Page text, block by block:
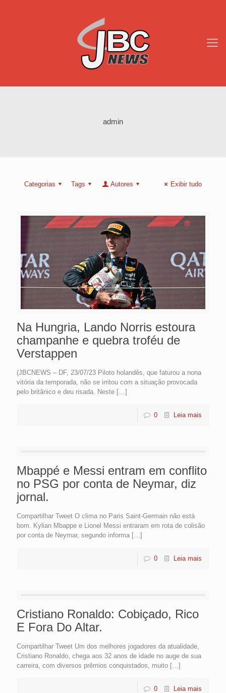
admin
Categorias Tags Autores Exibir tudo
Na Hungria, Lando Norris estoura
champanhe e quebra troféu de
Verstappen
(JBCNEWS – DF, 23/07/23 Piloto holandês, que faturou a nona
vitória da temporada, não se irritou com a situação provocada
pelo britânico e deu risada. Neste […]
0 Leia mais
Mbappé e Messi entram em conflito
no PSG por conta de Neymar, diz
jornal.
Compartilhar Tweet O clima no Paris Saint-Germain não está
bom. Kylian Mbappe e Lionel Messi entraram em rota de colisão
por conta de Neymar, segundo informa […]
0 Leia mais
Cristiano Ronaldo: Cobiçado, Rico
E Fora Do Altar.
Compartilhar Tweet Um dos melhores jogadores da atualidade,
Cristiano Ronaldo, chega aos 32 anos de idade no auge de sua
carreira, com diversos prêmios conquistados, muito […]
0 Leia mais